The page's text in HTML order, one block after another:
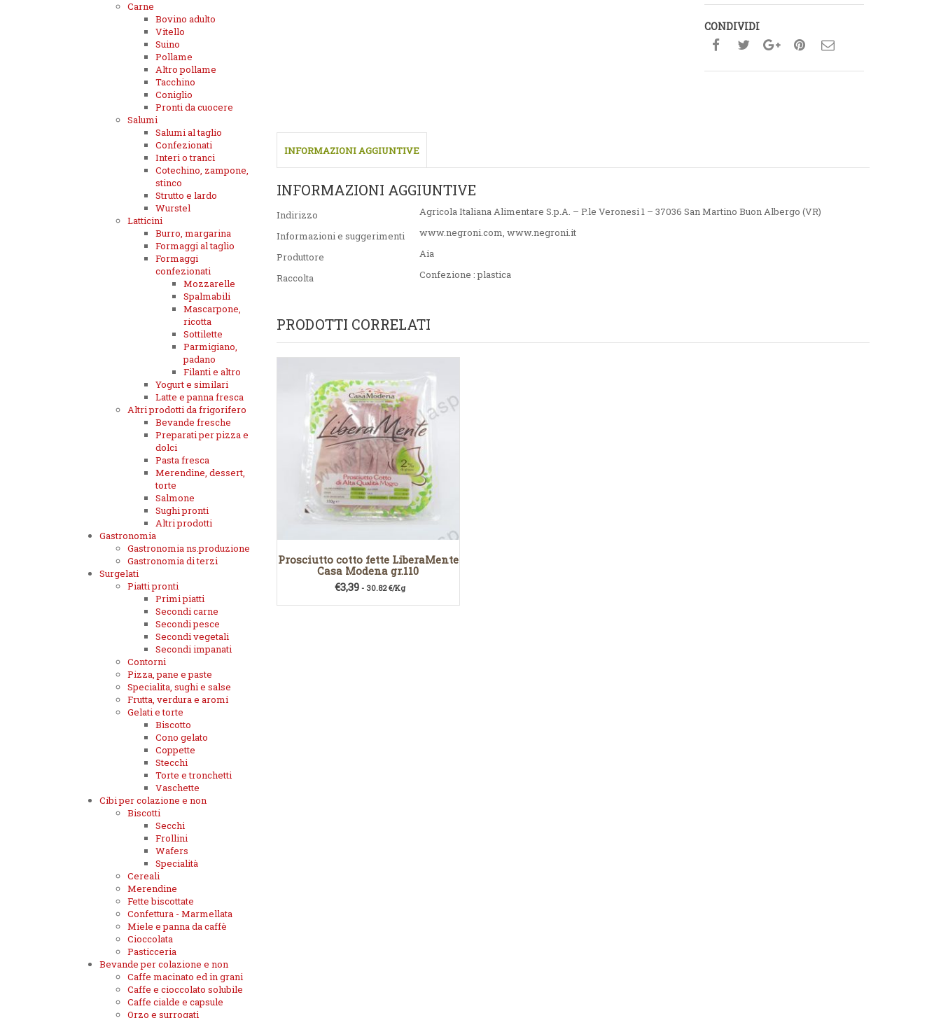
CONDIVIDI
INFORMAZIONI AGGIUNTIVE
INFORMAZIONI AGGIUNTIVE
Indirizzo
Agricola Italiana Alimentare S.p.A. – P.le Veronesi 1 – 37036 San Martino Buon Albergo (VR)
Informazioni e suggerimenti
www.negroni.com, www.negroni.it
Produttore
Aia
Raccolta
Confezione : plastica
PRODOTTI CORRELATI
Prosciutto cotto fette LiberaMente
Casa Modena gr.110
€3,39- 30.82 €/Kg
Carne
Bovino adulto
Vitello
Suino
Pollame
Altro pollame
Tacchino
Coniglio
Pronti da cuocere
Salumi
Salumi al taglio
Confezionati
Interi o tranci
Cotechino, zampone,
stinco
Strutto e lardo
Wurstel
Latticini
Burro, margarina
Formaggi al taglio
Formaggi
confezionati
Mozzarelle
Spalmabili
Mascarpone,
ricotta
Sottilette
Parmigiano,
padano
Filanti e altro
Yogurt e similari
Latte e panna fresca
Altri prodotti da frigorifero
Bevande fresche
Preparati per pizza e
dolci
Pasta fresca
Merendine, dessert,
torte
Salmone
Sughi pronti
Altri prodotti
Gastronomia
Gastronomia ns.produzione
Gastronomia di terzi
Surgelati
Piatti pronti
Primi piatti
Secondi carne
Secondi pesce
Secondi vegetali
Secondi impanati
Contorni
Pizza, pane e paste
Specialita, sughi e salse
Frutta, verdura e aromi
Gelati e torte
Biscotto
Cono gelato
Coppette
Stecchi
Torte e tronchetti
Vaschette
Cibi per colazione e non
Biscotti
Secchi
Frollini
Wafers
Specialità
Cereali
Merendine
Fette biscottate
Confettura - Marmellata
Miele e panna da caffè
Cioccolata
Pasticceria
Bevande per colazione e non
Caffe macinato ed in grani
Caffe e cioccolato solubile
Caffe cialde e capsule
Orzo e surrogati